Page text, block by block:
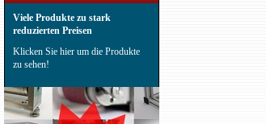
Viele Produkte zu stark
reduzierten Preisen
Klicken Sie hier um die Produkte
zu sehen!